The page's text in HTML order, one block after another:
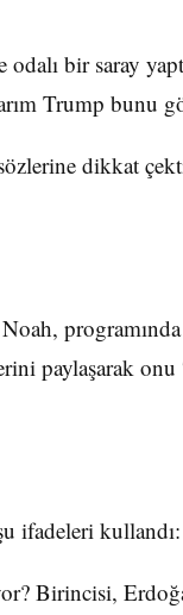
bir saray
Trump bunu
dikkat
paylaşarak
ifadeleri kullandı:
Birincisi,